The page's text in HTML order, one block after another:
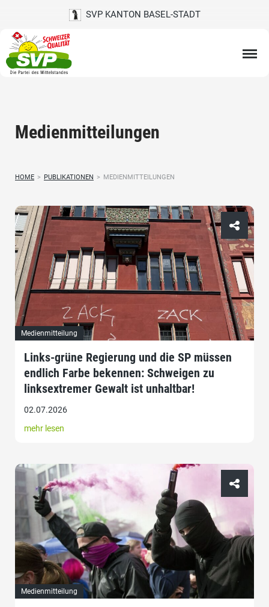
SVP KANTON BASEL-STADT
Medienmitteilungen
HOME > PUBLIKATIONEN > MEDIENMITTEILUNGEN
Medienmitteilung
Links-grüne Regierung und die SP müssen
endlich Farbe bekennen: Schweigen zu
linksextremer Gewalt ist unhaltbar!
02.07.2026
mehr lesen
Medienmitteilung